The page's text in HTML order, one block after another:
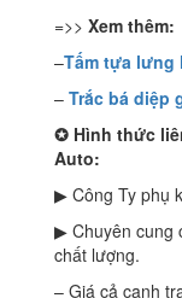
=>> Xem thêm:
–Tấm tựa lưng
– Trắc bá diệp
✪ Hình thức
Auto:
▶ Công Ty phụ
▶ Chuyên cung
chất lượng.
– Giá cả cạnh